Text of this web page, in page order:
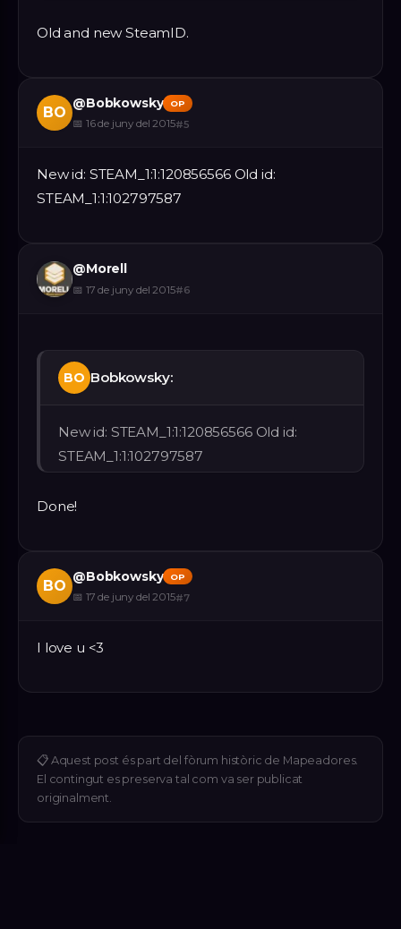
Old and new SteamID.
BO
@Bobkowsky OP
📅 16 de juny del 2015#5
New id: STEAM_1:1:120856566 Old id:
STEAM_1:1:102797587
@Morell
📅 17 de juny del 2015#6
BO Bobkowsky:
New id: STEAM_1:1:120856566 Old id:
STEAM_1:1:102797587
Done!
BO
@Bobkowsky OP
📅 17 de juny del 2015#7
I love u <3
📋 Aquest post és part del fòrum històric de Mapeadores.
El contingut es preserva tal com va ser publicat
originalment.